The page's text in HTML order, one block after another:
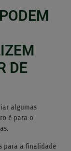
DE
algumas
é para o
para a finalidade